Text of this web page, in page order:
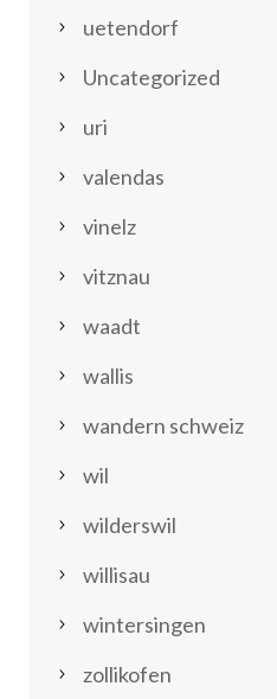
uetendorf
Uncategorized
uri
valendas
vinelz
vitznau
waadt
wallis
wandern schweiz
wil
wilderswil
willisau
wintersingen
zollikofen